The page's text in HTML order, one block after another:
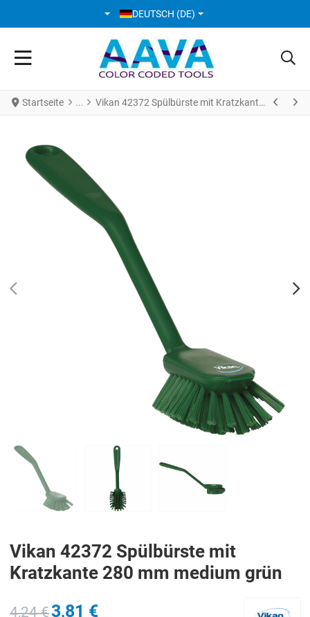
SPRACHE AUSWÄHLEN
DEUTSCH (DE)
Startseite Vikan 42372 Spülbürste mit Kratzkante 280 mm medium grün
Vikan 42372 Spülbürste mit
Kratzkante 280 mm medium grün
4,24 €3,81 €